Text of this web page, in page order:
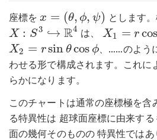
座標をx = (θ, ϕ, ψ)
x= (θ, ϕ,ψ)
とします
X : S3 ↪ R4
X:S3 ↪R 4 は、 X1 = r cos
X1= rcosθ
X2 = rsin θcos ϕ
X2= rsinθcosϕ
、……のよう
わせる形で構成されます。これに
らかになります。
このチャートは通常の座標極を含
る特異性は 超球面座標に由来す
面の幾何そのものの 特異性ではあ